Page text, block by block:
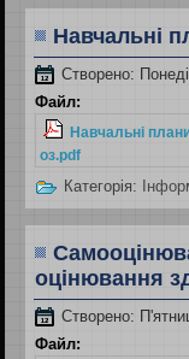
Навчальні
Створено:
Файл:
Навчальні
оз.pdf
Категорія:
оцінювання
Створено:
Файл: